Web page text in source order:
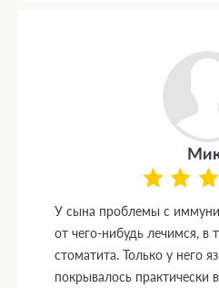
У сына проблемы с
от чего-нибудь лечимся, в
стоматита. Только у него
покрывалось практически